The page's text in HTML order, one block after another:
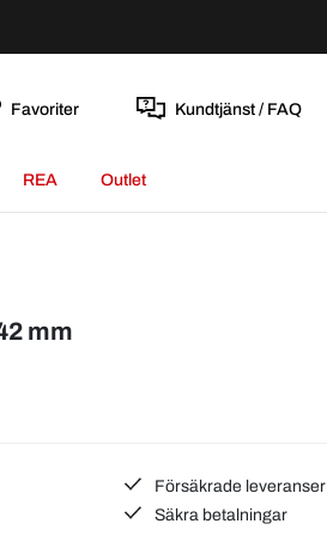
Favoriter Kundtjänst / FAQ
REA Outlet
mm
Försäkrade leveranser
Säkra betalningar